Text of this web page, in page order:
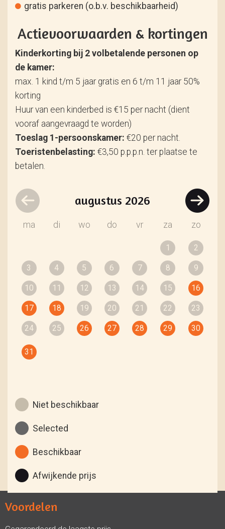
gratis parkeren (o.b.v. beschikbaarheid)
Actievoorwaarden & kortingen
Kinderkorting bij 2 volbetalende personen op
de kamer:
max. 1 kind t/m 5 jaar gratis en 6 t/m 11 jaar 50%
korting
Huur van een kinderbed is €15 per nacht (dient
vooraf aangevraagd te worden)
Toeslag 1-persoonskamer: €20 per nacht.
Toeristenbelasting: €3,50 p.p.p.n. ter plaatse te
betalen.
augustus 2026
ma di wo do vr za zo
1 2
3 4 5 6 7 8 9
10 11 12 13 14 15 16
17 18 19 20 21 22 23
24 25 26 27 28 29 30
31
Niet beschikbaar
Selected
Beschikbaar
Afwijkende prijs
Voordelen